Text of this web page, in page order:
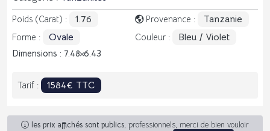
Poids (Carat) : 1.76 Provenance : Tanzanie
Forme : Ovale Couleur : Bleu / Violet
Dimensions : 7.48 6.43
Tarif : 1584€ TTC
les prix affichés sont publics, professionnels, merci de bien vouloir